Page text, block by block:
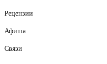
Рецензии
Афиша
Связи